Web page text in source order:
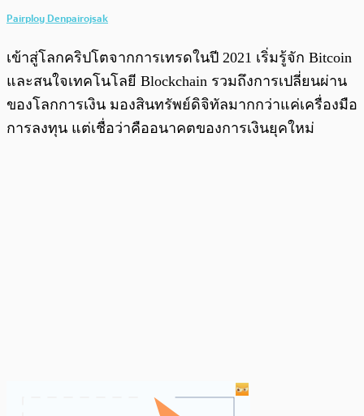
Pairploy Denpairojsak
เข้าสู่โลกคริปโตจากการเทรดในปี 2021 เริ่มรู้จัก Bitcoin
และสนใจเทคโนโลยี Blockchain รวมถึงการเปลี่ยนผ่าน
ของโลกการเงิน มองสินทรัพย์ดิจิทัลมากกว่าแค่เครื่องมือ
การลงทุน แต่เชื่อว่าคืออนาคตของการเงินยุคใหม่